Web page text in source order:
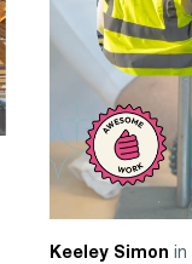
Keeley Simon in